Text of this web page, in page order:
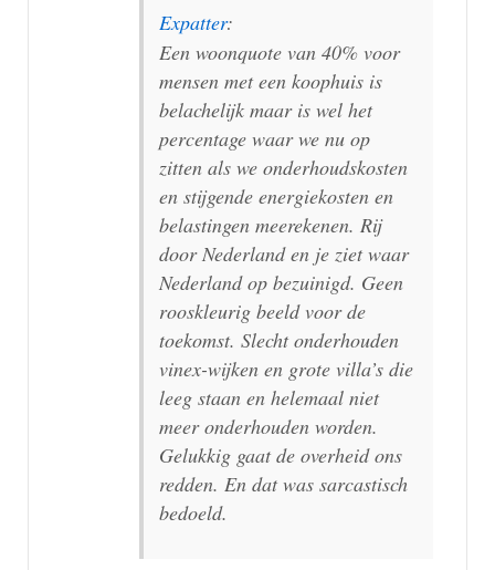
Expatter:
Een woonquote van 40% voor
mensen met een koophuis is
belachelijk maar is wel het
percentage waar we nu op
zitten als we onderhoudskosten
en stijgende energiekosten en
belastingen meerekenen. Rij
door Nederland en je ziet waar
Nederland op bezuinigd. Geen
rooskleurig beeld voor de
toekomst. Slecht onderhouden
vinex-wijken en grote villa’s die
leeg staan en helemaal niet
meer onderhouden worden.
Gelukkig gaat de overheid ons
redden. En dat was sarcastisch
bedoeld.